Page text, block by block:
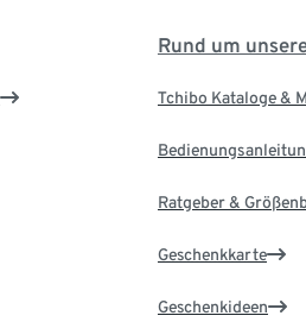
Rund um
Tchibo Kataloge &
Ratgeber &
Geschenkkarte
Geschenkideen